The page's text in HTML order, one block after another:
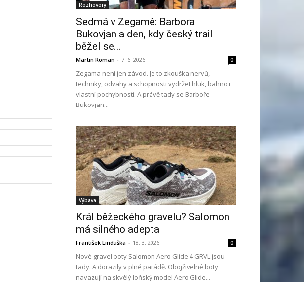
Rozhovory
Sedmá v Zegamě: Barbora
Bukovjan a den, kdy český trail
běžel se...
Martin Roman - 7. 6. 2026 0
Zegama není jen závod. Je to zkouška nervů,
techniky, odvahy a schopnosti vydržet hluk, bahno i
vlastní pochybnosti. A právě tady se Barboře
Bukovjan...
Výbava
Král běžeckého gravelu? Salomon
má silného adepta
František Linduška - 18. 3. 2026 0
Nové gravel boty Salomon Aero Glide 4 GRVL jsou
tady. A dorazily v plné parádě. Obojživelné boty
navazují na skvělý loňský model Aero Glide...